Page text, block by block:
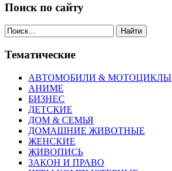
Поиск по сайту
Найти
Тематические
АВТОМОБИЛИ & МОТОЦИКЛЫ
АНИМЕ
БИЗНЕС
ДЕТСКИЕ
ДОМ & СЕМЬЯ
ДОМАШНИЕ ЖИВОТНЫЕ
ЖЕНСКИЕ
ЖИВОПИСЬ
ЗАКОН И ПРАВО